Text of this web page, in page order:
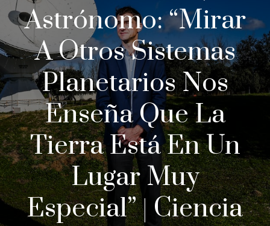
Astrónomo: “Mirar
A Otros Sistemas
Planetarios Nos
Enseña Que La
Tierra Está En Un
Lugar Muy
Especial” | Ciencia